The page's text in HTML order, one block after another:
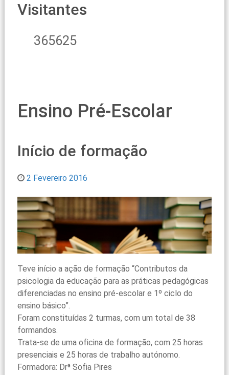
Visitantes
365625
Ensino Pré-Escolar
Início de formação
2 Fevereiro 2016
Teve início a ação de formação “Contributos da
psicologia da educação para as práticas pedagógicas
diferenciadas no ensino pré-escolar e 1º ciclo do
ensino básico”.
Foram constituídas 2 turmas, com um total de 38
formandos.
Trata-se de uma oficina de formação, com 25 horas
presenciais e 25 horas de trabalho autónomo.
Formadora: Drª Sofia Pires